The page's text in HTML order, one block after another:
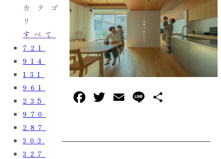
カテゴ
リ
すべて
721
914
131
961
235
970
287
303
327
F
e
T
te
E
l
L